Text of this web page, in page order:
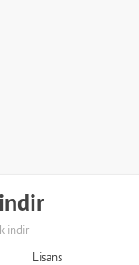
indir
Lisans